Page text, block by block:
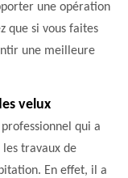
une opération
que si vous faites
une meilleure
velux
qui a
travaux de
En effet, il a